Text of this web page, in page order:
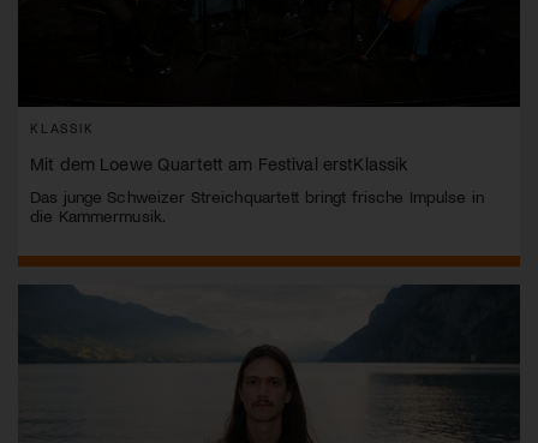
KLASSIK
Mit dem Loewe Quartett am Festival erstKlassik
Das junge Schweizer Streichquartett bringt frische Impulse in
die Kammermusik.